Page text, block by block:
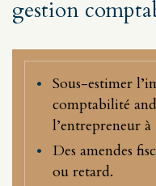
gestion
Sous-estimer
comptabilité
l’entrepreneur à
Des amendes
ou retard.